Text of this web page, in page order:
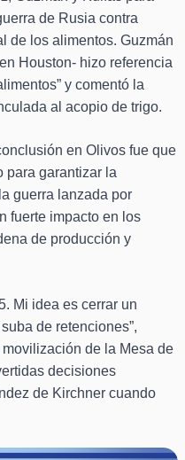
de Rusia contra
de los alimentos. Guzmán
Houston- hizo referencia
y comentó la
al acopio de trigo.
en Olivos fue que
para garantizar la
guerra lanzada por
fuerte impacto en los
de producción y
Mi idea es cerrar un
de retenciones”,
de la Mesa de
decisiones
de Kirchner cuando